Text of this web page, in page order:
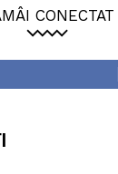
CONECTAT